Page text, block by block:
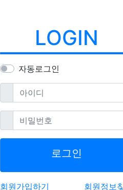
LOGIN
자동로그인
아이디필수
비밀번호필수
로그인
회원가입하기 회원정보